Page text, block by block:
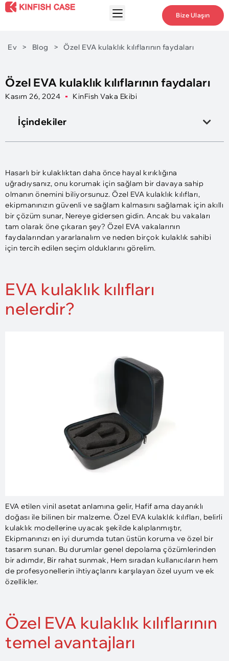
Bize Ulaşın
Ev > Blog > Özel EVA kulaklık kılıflarının faydaları
Özel EVA kulaklık kılıflarının faydaları
Kasım 26, 2024 KinFish Vaka Ekibi
İçindekiler
Hasarlı bir kulaklıktan daha önce hayal kırıklığına
uğradıysanız, onu korumak için sağlam bir davaya sahip
olmanın önemini biliyorsunuz. Özel EVA kulaklık kılıfları,
ekipmanınızın güvenli ve sağlam kalmasını sağlamak için akıllı
bir çözüm sunar, Nereye gidersen gidin. Ancak bu vakaları
tam olarak öne çıkaran şey? Özel EVA vakalarının
faydalarından yararlanalım ve neden birçok kulaklık sahibi
için tercih edilen seçim olduklarını görelim.
EVA kulaklık kılıfları
nelerdir?
EVA etilen vinil asetat anlamına gelir, Hafif ama dayanıklı
doğası ile bilinen bir malzeme. Özel EVA kulaklık kılıfları, belirli
kulaklık modellerine uyacak şekilde kalıplanmıştır,
Ekipmanınızı en iyi durumda tutan üstün koruma ve özel bir
tasarım sunan. Bu durumlar genel depolama çözümlerinden
bir adımdır, Bir rahat sunmak, Hem sıradan kullanıcıların hem
de profesyonellerin ihtiyaçlarını karşılayan özel uyum ve ek
özellikler.
Özel EVA kulaklık kılıflarının
temel avantajları